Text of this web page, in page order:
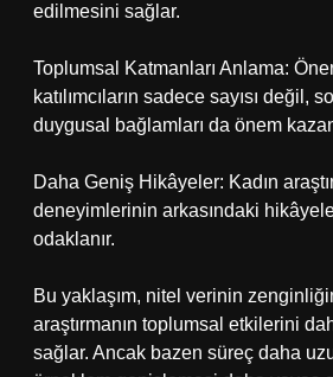
edilmesini sağlar.
Toplumsal Katmanları Anlama:
katılımcıların sadece sayısı değil,
duygusal bağlamları da önem
Daha Geniş Hikâyeler: Kadın
deneyimlerinin arkasındaki
odaklanır.
Bu yaklaşım, nitel verinin
araştırmanın toplumsal etkilerini
sağlar. Ancak bazen süreç daha